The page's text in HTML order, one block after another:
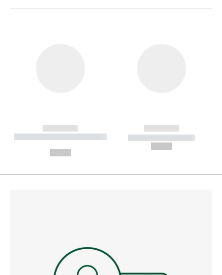
------------
----------- ----------- --------
------------
----------- -----------